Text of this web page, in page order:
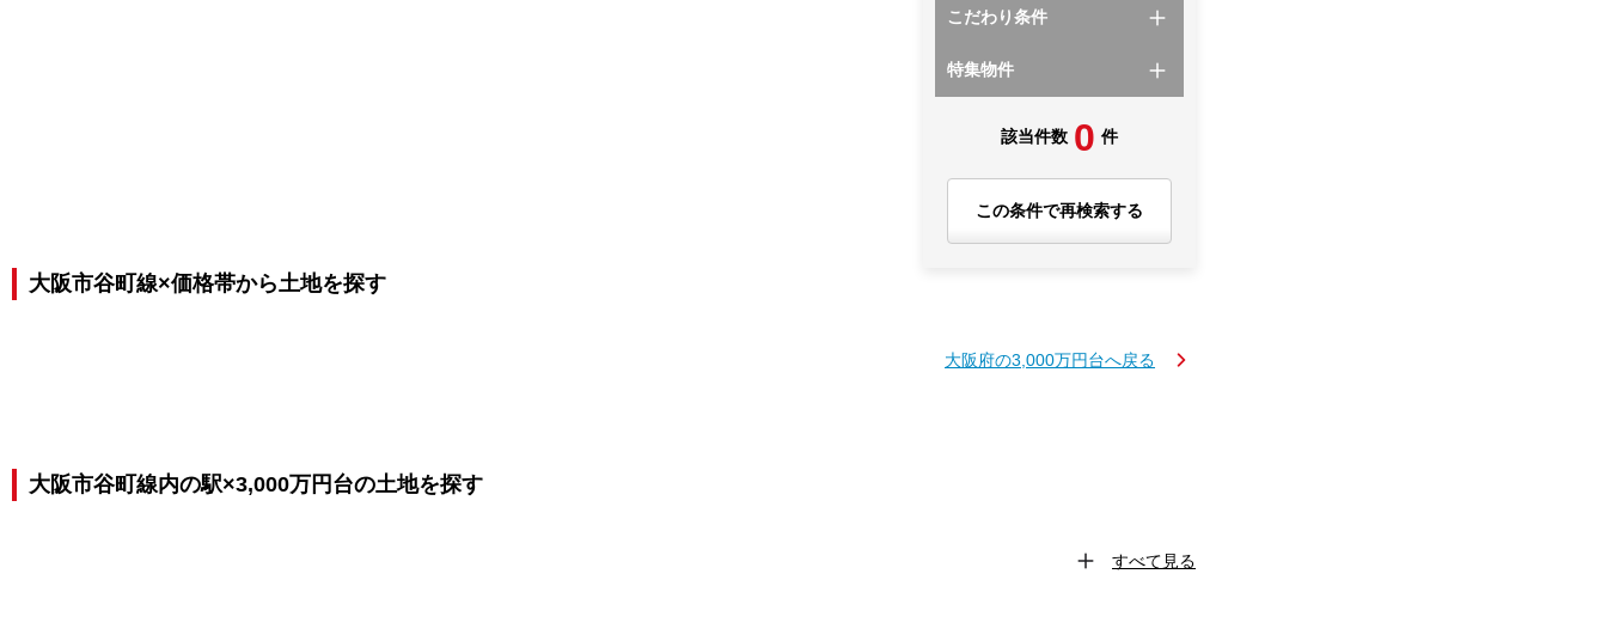
こだわり条件
特集物件
該当件数 0 件
この条件で再検索する
大阪市谷町線×価格帯から土地を探す
大阪府の3,000万円台へ戻る
大阪市谷町線内の駅×3,000万円台の土地を探す
すべて見る